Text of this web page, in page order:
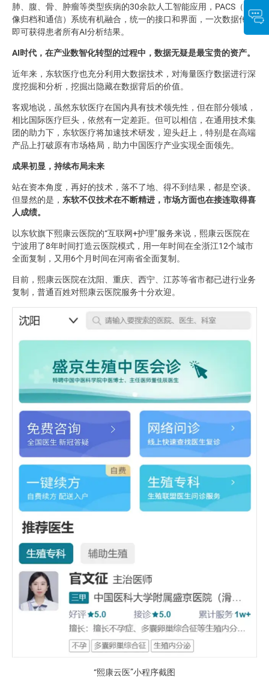
肺、腹、骨、肿瘤等类型疾病的30余款人工智能应用，PACS（影
像归档和通信）系统有机融合，统一的接口和界面，一次数据传输
即可获得患者所有AI分析结果。
AI时代，在产业数智化转型的过程中，数据无疑是最宝贵的资产。
近年来，东软医疗也充分利用大数据技术，对海量医疗数据进行深
度挖掘和分析，挖掘出隐藏在数据背后的价值。
客观地说，虽然东软医疗在国内具有技术领先性，但在部分领域，
相比国际医疗巨头，依然有一定差距。但可以相信，在通用技术集
团的助力下，东软医疗将加速技术研发，迎头赶上，特别是在高端
产品上打破原有市场格局，助力中国医疗产业实现全面领先。
成果初显，持续布局未来
站在资本角度，再好的技术，落不了地、得不到结果，都是空谈。
但显然的是， 东软不仅技术在不断精进，市场方面也在接连取得喜
人成绩。
以东软旗下熙康云医院的“互联网+护理”服务来说，熙康云医院在
宁波用了8年时间打造云医院模式，用一年时间在全浙江12个城市
全面复制，又用6个月时间在河南省全面复制。
目前，熙康云医院在沈阳、重庆、西宁、江苏等省市都已进行业务
复制，普通百姓对熙康云医院服务十分欢迎。
“熙康云医”小程序截图